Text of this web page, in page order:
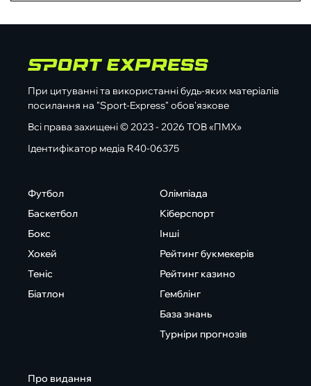
При цитуванні та використанні будь-яких матеріалів
посилання на "Sport-Express" обов'язкове
Всі права захищені © 2023 - 2026 ТОВ «ПМХ»
Ідентифікатор медіа R40-06375
Футбол
Баскетбол
Бокс
Хокей
Теніс
Біатлон
Олімпіада
Кіберспорт
Інші
Рейтинг букмекерів
Рейтинг казино
Гемблінг
База знань
Турніри прогнозів
Про видання